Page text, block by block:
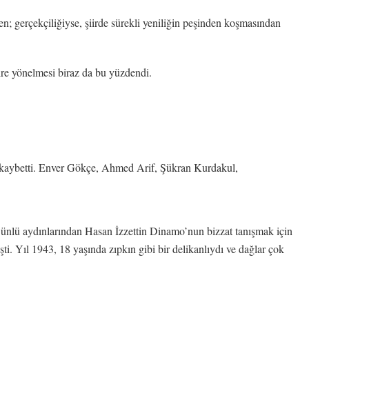
gerçekçiliğiyse, şiirde sürekli yeniliğin peşinden koşmasından
yönelmesi biraz da bu yüzdendi.
kaybetti. Enver Gökçe, Ahmed Arif, Şükran Kurdakul,
aydınlarından Hasan İzzettin Dinamo’nun bizzat tanışmak için
1943, 18 yaşında zıpkın gibi bir delikanlıydı ve dağlar çok